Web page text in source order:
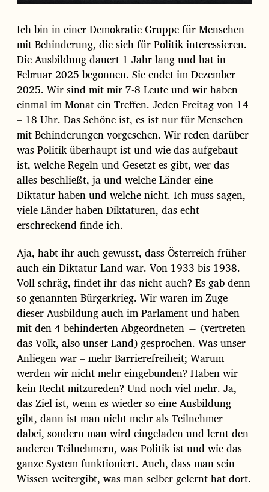
Ich bin in einer Demokratie Gruppe für Menschen
mit Behinderung, die sich für Politik interessieren.
Die Ausbildung dauert 1 Jahr lang und hat in
Februar 2025 begonnen. Sie endet im Dezember
2025. Wir sind mit mir 7-8 Leute und wir haben
einmal im Monat ein Treffen. Jeden Freitag von 14
– 18 Uhr. Das Schöne ist, es ist nur für Menschen
mit Behinderungen vorgesehen. Wir reden darüber
was Politik überhaupt ist und wie das aufgebaut
ist, welche Regeln und Gesetzt es gibt, wer das
alles beschließt, ja und welche Länder eine
Diktatur haben und welche nicht. Ich muss sagen,
viele Länder haben Diktaturen, das echt
erschreckend finde ich.
Aja, habt ihr auch gewusst, dass Österreich früher
auch ein Diktatur Land war. Von 1933 bis 1938.
Voll schräg, findet ihr das nicht auch? Es gab denn
so genannten Bürgerkrieg. Wir waren im Zuge
dieser Ausbildung auch im Parlament und haben
mit den 4 behinderten Abgeordneten = (vertreten
das Volk, also unser Land) gesprochen. Was unser
Anliegen war – mehr Barrierefreiheit; Warum
werden wir nicht mehr eingebunden? Haben wir
kein Recht mitzureden? Und noch viel mehr. Ja,
das Ziel ist, wenn es wieder so eine Ausbildung
gibt, dann ist man nicht mehr als Teilnehmer
dabei, sondern man wird eingeladen und lernt den
anderen Teilnehmern, was Politik ist und wie das
ganze System funktioniert. Auch, dass man sein
Wissen weitergibt, was man selber gelernt hat dort.